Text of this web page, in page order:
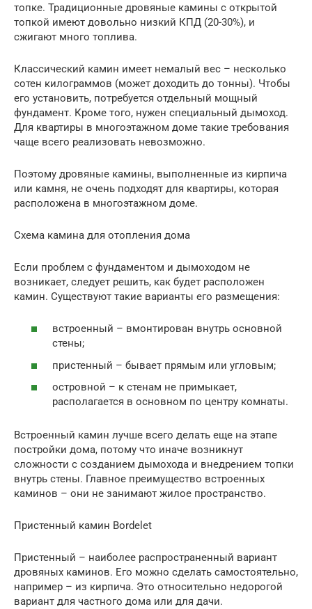
топке. Традиционные дровяные камины с открытой
топкой имеют довольно низкий КПД (20-30%), и
сжигают много топлива.
Классический камин имеет немалый вес – несколько
сотен килограммов (может доходить до тонны). Чтобы
его установить, потребуется отдельный мощный
фундамент. Кроме того, нужен специальный дымоход.
Для квартиры в многоэтажном доме такие требования
чаще всего реализовать невозможно.
Поэтому дровяные камины, выполненные из кирпича
или камня, не очень подходят для квартиры, которая
расположена в многоэтажном доме.
Схема камина для отопления дома
Если проблем с фундаментом и дымоходом не
возникает, следует решить, как будет расположен
камин. Существуют такие варианты его размещения:
встроенный – вмонтирован внутрь основной
стены;
пристенный – бывает прямым или угловым;
островной – к стенам не примыкает,
располагается в основном по центру комнаты.
Встроенный камин лучше всего делать еще на этапе
постройки дома, потому что иначе возникнут
сложности с созданием дымохода и внедрением топки
внутрь стены. Главное преимущество встроенных
каминов – они не занимают жилое пространство.
Пристенный камин Bordelet
Пристенный – наиболее распространенный вариант
дровяных каминов. Его можно сделать самостоятельно,
например – из кирпича. Это относительно недорогой
вариант для частного дома или для дачи.